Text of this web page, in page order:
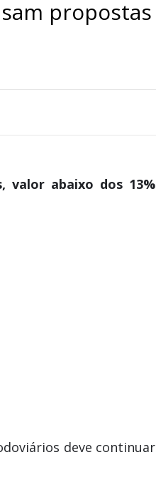
propostas
valor abaixo dos 13%
deve continuar